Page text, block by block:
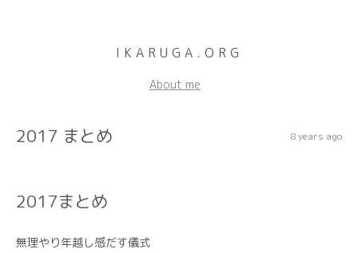
IKARUGA.ORG
About me
2017 まとめ 8 years ago
2017まとめ
無理やり年越し感だす儀式